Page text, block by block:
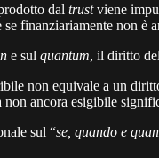
dal trustviene
finanziariamente non è
e sul quantum, il diritto
non equivale a un
ancora esigibile
sul “se, quando e